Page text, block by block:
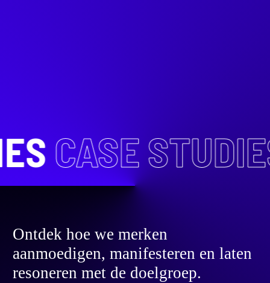
CASE STUDIES
Ontdek hoe we merken
aanmoedigen, manifesteren en laten
resoneren met de doelgroep.